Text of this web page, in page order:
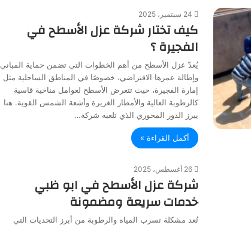
24 سبتمبر، 2025
كيف تختار شركة عزل الأسطح في
الفجيرة ؟
يُعدّ عزل الأسطح من أهم الخطوات التي تضمن حماية المباني
وإطالة عمرها الافتراضي، خصوصًا في المناطق الساحلية مثل
إمارة الفجيرة، حيث تتعرض الأسطح لعوامل مناخية قاسية
كالرطوبة العالية والأمطار الغزيرة وأشعة الشمس القوية. هنا
يبرز الدور المحوري الذي تلعبه شركة…
أكمل القراءة »
26 أغسطس، 2025
شركة عزل الأسطح في ابو ظبي
خدمات سريعة ومضمونة
تُعد مشكلة تسرب المياه والرطوبة من أبرز التحديات التي